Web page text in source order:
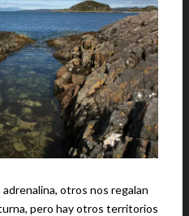
otros nos regalan
pero hay otros territorios